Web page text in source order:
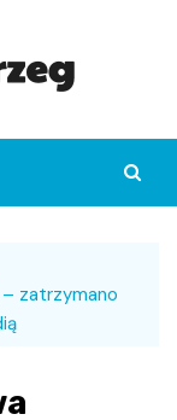
zatrzymano